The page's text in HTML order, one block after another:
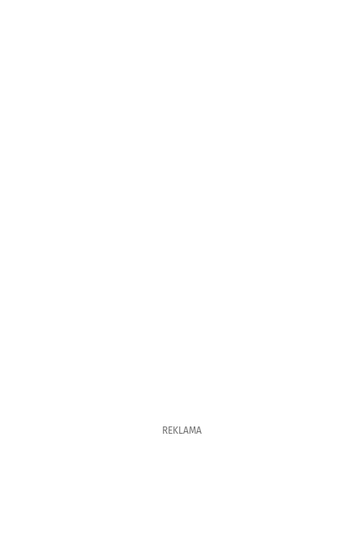
REKLAMA